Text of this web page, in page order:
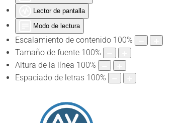
Lector de pantalla
Modo de lectura
Escalamiento de contenido 100%
Tamaño de fuente 100%
Altura de la línea 100%
Espaciado de letras 100%